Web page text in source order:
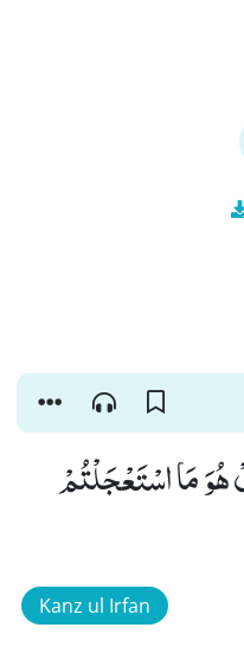
هُوَ مَا اسْتَعْجَلْتُمْ
Kanz ul Irfan